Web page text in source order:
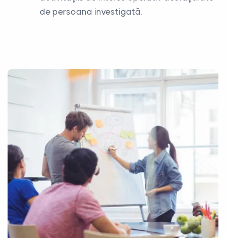
de persoana investigată.